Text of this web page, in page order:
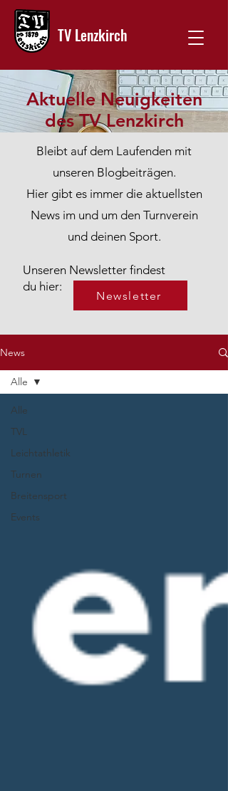
TV Lenzkirch
Aktuelle Neuigkeiten
des TV Lenzkirch
Bleibt auf dem Laufenden mit
unseren Blogbeiträgen.
Hier gibt es immer die aktuellsten
News im und um den Turnverein
und deinen Sport.
Newsletter
Unseren Newsletter findest
du hier:
News
Alle
TVL
Leichtathletik
Turnen
Breitensport
Events
Alle